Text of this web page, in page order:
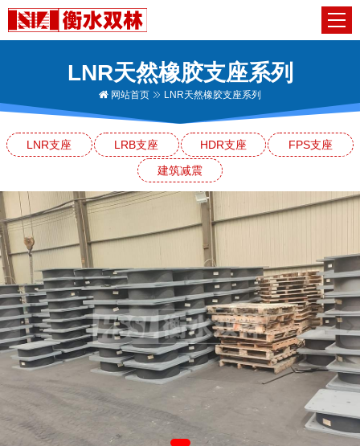
LNR天然橡胶支座系列
网站首页 LNR天然橡胶支座系列
LNR支座 LRB支座 HDR支座
FPS支座
建筑减震